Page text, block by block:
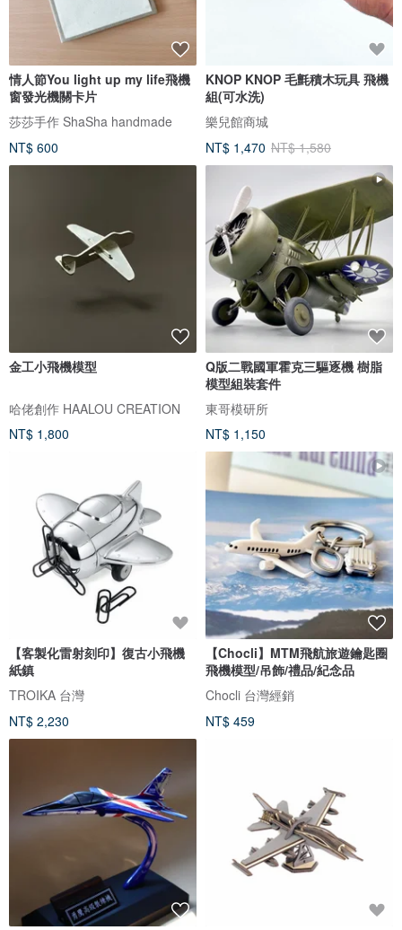
情人節You light up my life飛機
窗發光機關卡片
莎莎手作 ShaSha handmade
NT$ 600
KNOP KNOP 毛氈積木玩具 飛機
組(可水洗)
樂兒館商城
NT$ 1,470 NT$ 1,580
金工小飛機模型
哈佬創作 HAALOU CREATION
NT$ 1,800
Q版二戰國軍霍克三驅逐機 樹脂
模型組裝套件
東哥模研所
NT$ 1,150
【客製化雷射刻印】復古小飛機
紙鎮
TROIKA 台灣
NT$ 2,230
【Chocli】MTM飛航旅遊鑰匙圈
飛機模型/吊飾/禮品/紀念品
Chocli 台灣經銷
NT$ 459